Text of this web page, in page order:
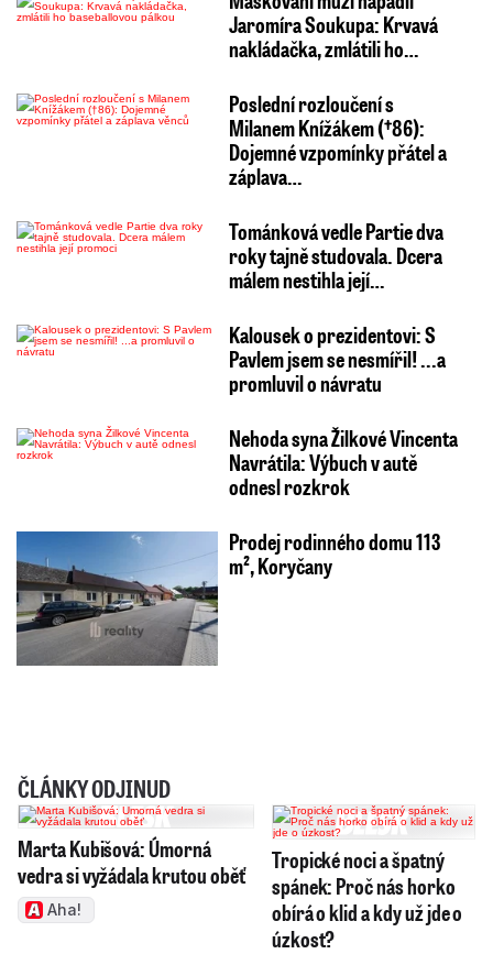
Jaromíra Soukupa: Krvavá
nakládačka, zmlátili ho…
Poslední rozloučení s
Milanem Knížákem (†86):
Dojemné vzpomínky přátel a
záplava…
Tománková vedle Partie dva
roky tajně studovala. Dcera
málem nestihla její…
Kalousek o prezidentovi: S
Pavlem jsem se nesmířil! ...a
promluvil o návratu
Nehoda syna Žilkové Vincenta
Navrátila: Výbuch v autě
odnesl rozkrok
Prodej rodinného domu 113
m², Koryčany
ČLÁNKY ODJINUD
Marta Kubišová: Úmorná
vedra si vyžádala krutou oběť
Aha!
Tropické noci a špatný
spánek: Proč nás horko
obírá o klid a kdy už jde o
úzkost?